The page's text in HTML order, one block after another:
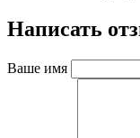
Написать
Ваше имя